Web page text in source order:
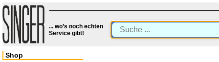
... wo’s noch echten
Service gibt!
Shop